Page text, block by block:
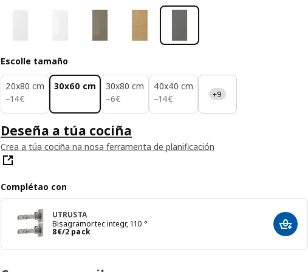
Escolle tamaño
20x80 cm
−14€
14€
30x60 cm
30x80 cm
−6€
6€
40x40 cm
−14€
14€ +9
Deseña a túa cociña
Crea a túa cociña na nosa ferramenta de planificación
Complétao con
UTRUSTA
Bisagramortec integr, 110 °
8€/2 pack
8€/2 pack